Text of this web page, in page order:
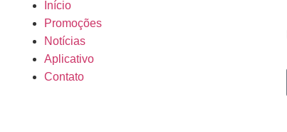
Início
Promoções
Notícias
Aplicativo
Contato